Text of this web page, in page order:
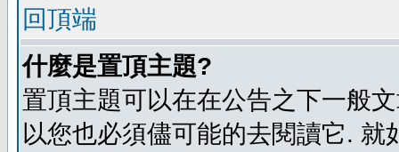
回頂端
什麼是置頂主題?
置頂主題可以在在公告之下一般
以您也必須儘可能的去閱讀它.